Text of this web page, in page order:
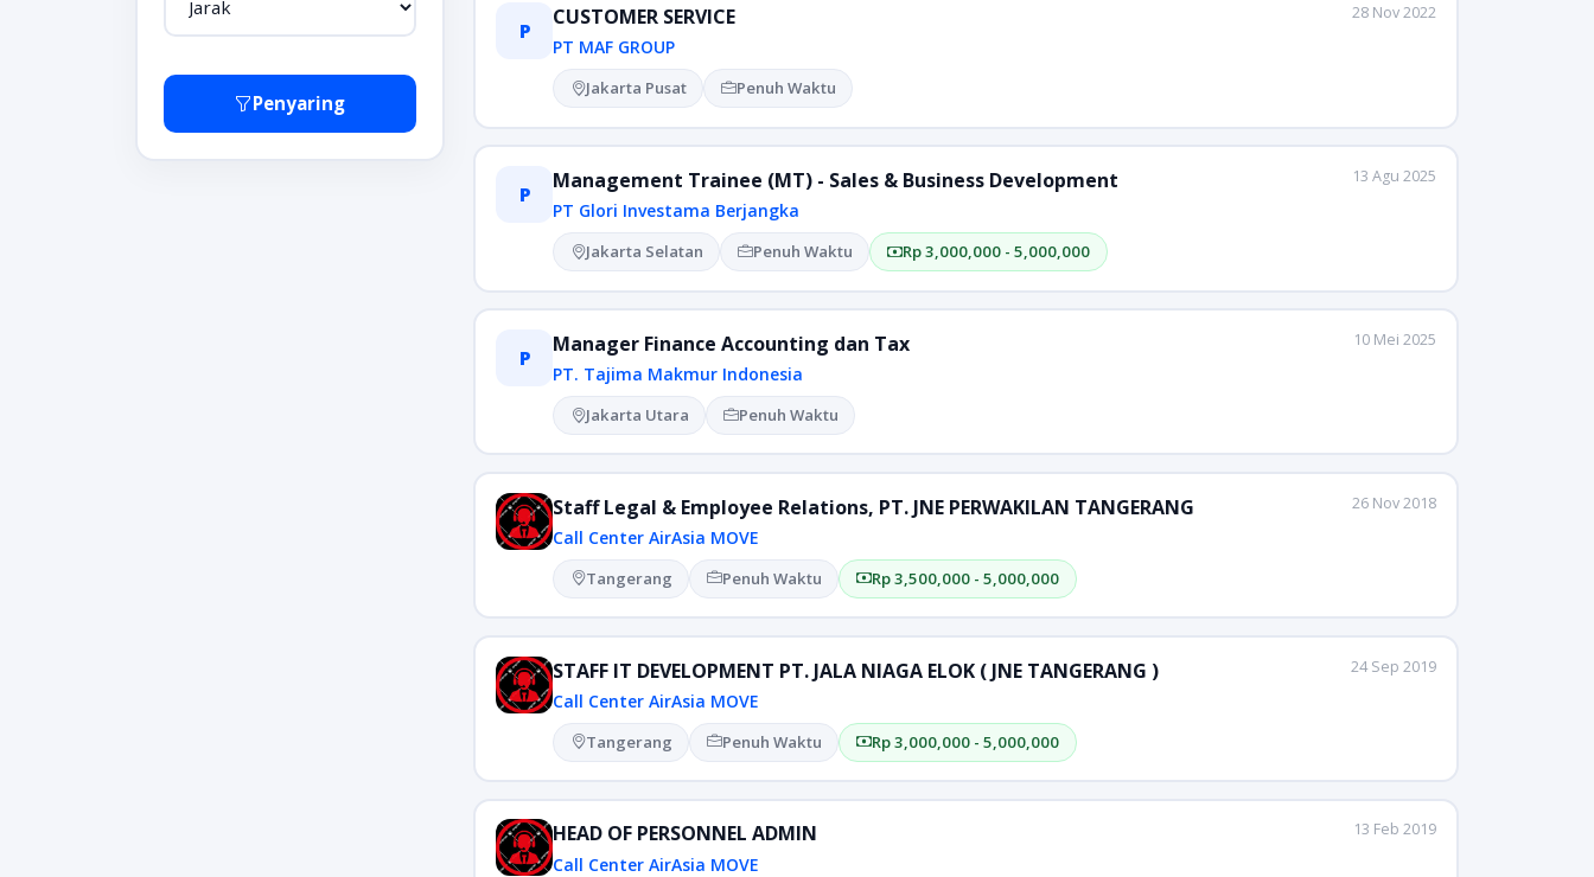
Penyaring
P
CUSTOMER SERVICE
PT MAF GROUP
Jakarta Pusat Penuh Waktu
28 Nov 2022
P
Management Trainee (MT) - Sales & Business Development
PT Glori Investama Berjangka
Jakarta Selatan Penuh Waktu Rp 3,000,000 - 5,000,000
13 Agu 2025
P
Manager Finance Accounting dan Tax
PT. Tajima Makmur Indonesia
Jakarta Utara Penuh Waktu
10 Mei 2025
Staff Legal & Employee Relations, PT. JNE PERWAKILAN TANGERANG
Call Center AirAsia MOVE
Tangerang Penuh Waktu Rp 3,500,000 - 5,000,000
26 Nov 2018
STAFF IT DEVELOPMENT PT. JALA NIAGA ELOK ( JNE TANGERANG )
Call Center AirAsia MOVE
Tangerang Penuh Waktu Rp 3,000,000 - 5,000,000
24 Sep 2019
HEAD OF PERSONNEL ADMIN
Call Center AirAsia MOVE
13 Feb 2019